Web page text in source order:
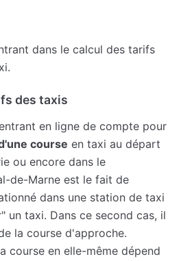
dans le calcul des tarifs
des taxis
en ligne de compte pour
course en taxi au départ
ou encore dans le
de-Marne est le fait de
dans une station de taxi
un taxi. Dans ce second cas, il
la course d'approche.
course en elle-même dépend